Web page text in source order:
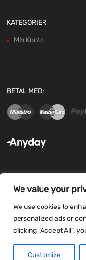
We value your
We use cookies to
personalized ads or
clicking "Accept All",
Customize
KATEGORIER
Min Konto
BETAL MED:
FØLG OS: